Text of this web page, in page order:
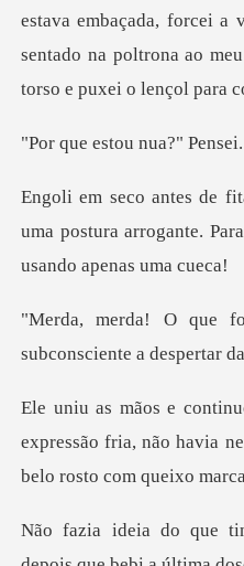
estava embaçada, forcei a
sentado na p
estou nua
uma postura arrogante.
subconsc
expressão fria, não havia